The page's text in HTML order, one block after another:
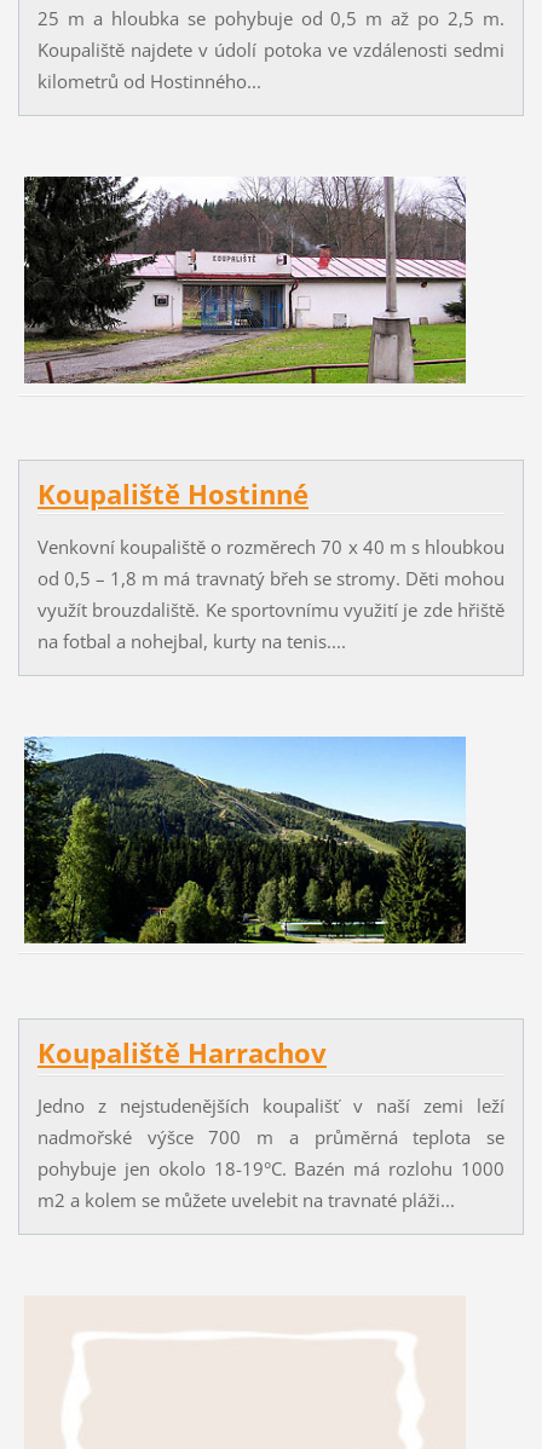
25 m a hloubka se pohybuje od 0,5 m až po 2,5 m.
Koupaliště najdete v údolí potoka ve vzdálenosti sedmi
kilometrů od Hostinného...
Koupaliště Hostinné
Venkovní koupaliště o rozměrech 70 x 40 m s hloubkou
od 0,5 – 1,8 m má travnatý břeh se stromy. Děti mohou
využít brouzdaliště. Ke sportovnímu využití je zde hřiště
na fotbal a nohejbal, kurty na tenis....
Koupaliště Harrachov
Jedno z nejstudenějších koupališť v naší zemi leží
nadmořské výšce 700 m a průměrná teplota se
pohybuje jen okolo 18-19°C. Bazén má rozlohu 1000
m2 a kolem se můžete uvelebit na travnaté pláži...